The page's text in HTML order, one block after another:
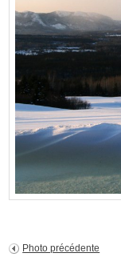
Photo précédente